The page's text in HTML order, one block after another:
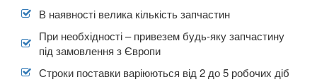
В наявності велика кількість запчастин
При необхідності – привезем будь-яку запчастину
під замовлення з Європи
Строки поставки варіюються від 2 до 5 робочих діб